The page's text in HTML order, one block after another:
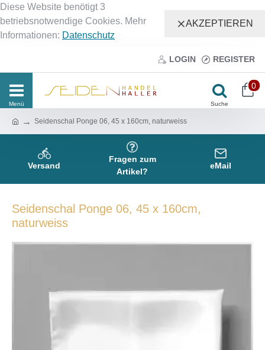
Diese Website benötigt 3
betriebsnotwendige Cookies. Mehr
Informationen: Datenschutz
AKZEPTIEREN
LOGIN REGISTER
0
Seidenschal Ponge 06, 45 x 160cm, naturweiss
Versand
Fragen zum
Artikel?
eMail
Seidenschal Ponge 06, 45 x 160cm,
naturweiss